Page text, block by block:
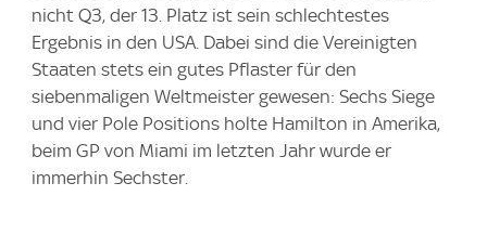
nicht Q3, der 13. Platz ist sein schlechtestes
Ergebnis in den USA. Dabei sind die Vereinigten
Staaten stets ein gutes Pflaster für den
siebenmaligen Weltmeister gewesen: Sechs Siege
und vier Pole Positions holte Hamilton in Amerika,
beim GP von Miami im letzten Jahr wurde er
immerhin Sechster.